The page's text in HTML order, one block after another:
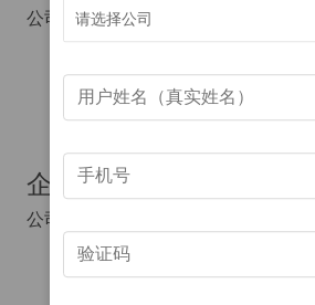
公司高度重视技术创新：
建设智能光伏产业主题园区
推进智能制造技术的研发与应
注重核心技术自主创新
企业治理与社会责任
公司具有完善的治理结构：
重视党建工作，多次获得基层
注重青年人才培养，设有专
请选择公司